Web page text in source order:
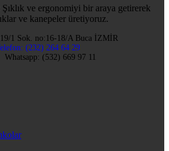
ve ergonomiyi bir araya getirerek
ve kanepeler üretiyoruz.
1 Sok. no:16-18/A Buca İZMİR
(232) 264 64 29
Whatsapp: (532) 669 97 11